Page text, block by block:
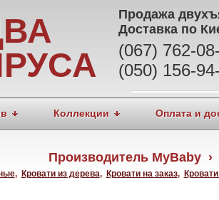
Продажа
Доставка по
(067) 762-
(050) 156-
Коллекции Оплата и
Производитель MyBaby
, Кровати из дерева, Кровати на заказ,